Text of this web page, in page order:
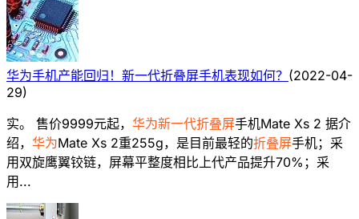
华为手机产能回归！新一代折叠屏手机表现如何？ (2022-04-
29)
实。 售价9999元起， 华为新一代折叠屏手机Mate Xs 2 据介
绍， 华为Mate Xs 2重255g，是目前最轻的折叠屏手机；采
用双旋鹰翼铰链，屏幕平整度相比上代产品提升70%；采
用...